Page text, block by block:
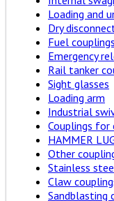
Loading and
Dry
Fuel couplings
Emergency
Rail tanker
Sight glasses
Loading arm
Industrial
Couplings for
HAMMER
Other
Stainless
Claw
Sandblasting